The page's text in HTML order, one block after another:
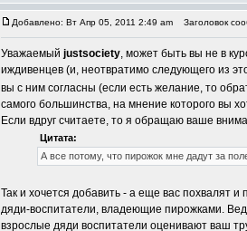
Добавлено: Вт Апр 05, 2011 2:49 am Заголовок
Уважаемый justsociety, может быть вы не в
иждивенцев (и, неотвратимо следующего из
вы с ним согласны (если есть желание, то
самого большинства, на мнение которого вы
Если вдруг считаете, то я обращаю ваше
Цитата:
А все потому, что пирожок мне дадут за
Так и хочется добавить - а еще вас похвалят и
дяди-воспитатели, владеющие пирожками.
взрослые дяди воспитатели оценивают ваш